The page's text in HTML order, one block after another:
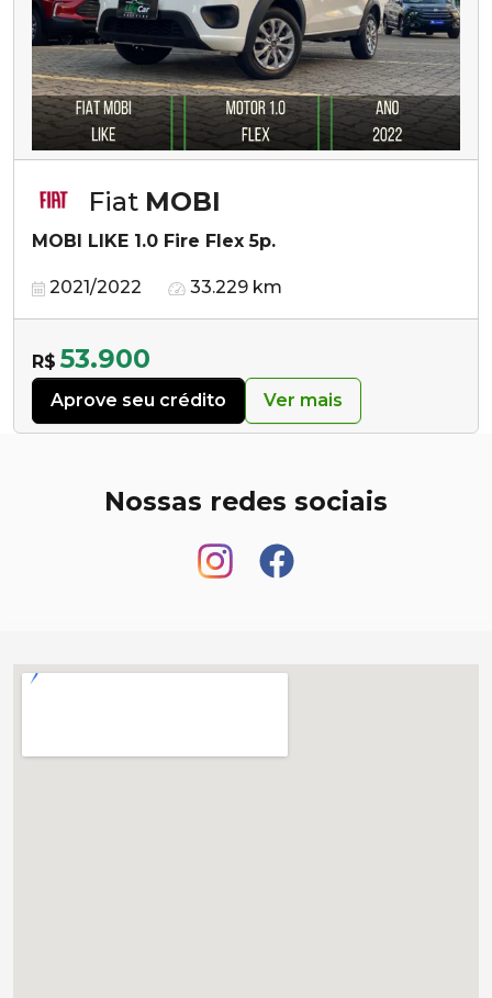
Fiat MOBI
MOBI LIKE 1.0 Fire Flex 5p.
2021/2022 33.229 km
R$ 53.900
Aprove seu crédito Ver mais
Nossas redes sociais